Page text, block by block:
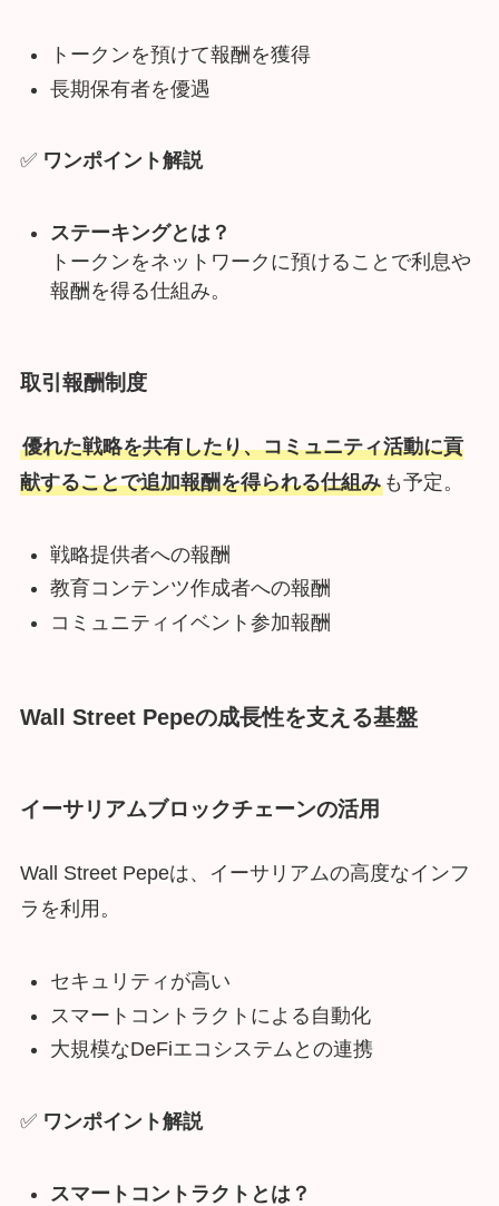
トークンを預けて報酬を獲得
長期保有者を優遇
✅ ワンポイント解説
ステーキングとは？
トークンをネットワークに預けることで利息や
報酬を得る仕組み。
取引報酬制度
優れた戦略を共有したり、コミュニティ活動に貢
献することで追加報酬を得られる仕組みも予定。
戦略提供者への報酬
教育コンテンツ作成者への報酬
コミュニティイベント参加報酬
Wall Street Pepeの成長性を支える基盤
イーサリアムブロックチェーンの活用
Wall Street Pepeは、イーサリアムの高度なインフ
ラを利用。
セキュリティが高い
スマートコントラクトによる自動化
大規模なDeFiエコシステムとの連携
✅ ワンポイント解説
スマートコントラクトとは？